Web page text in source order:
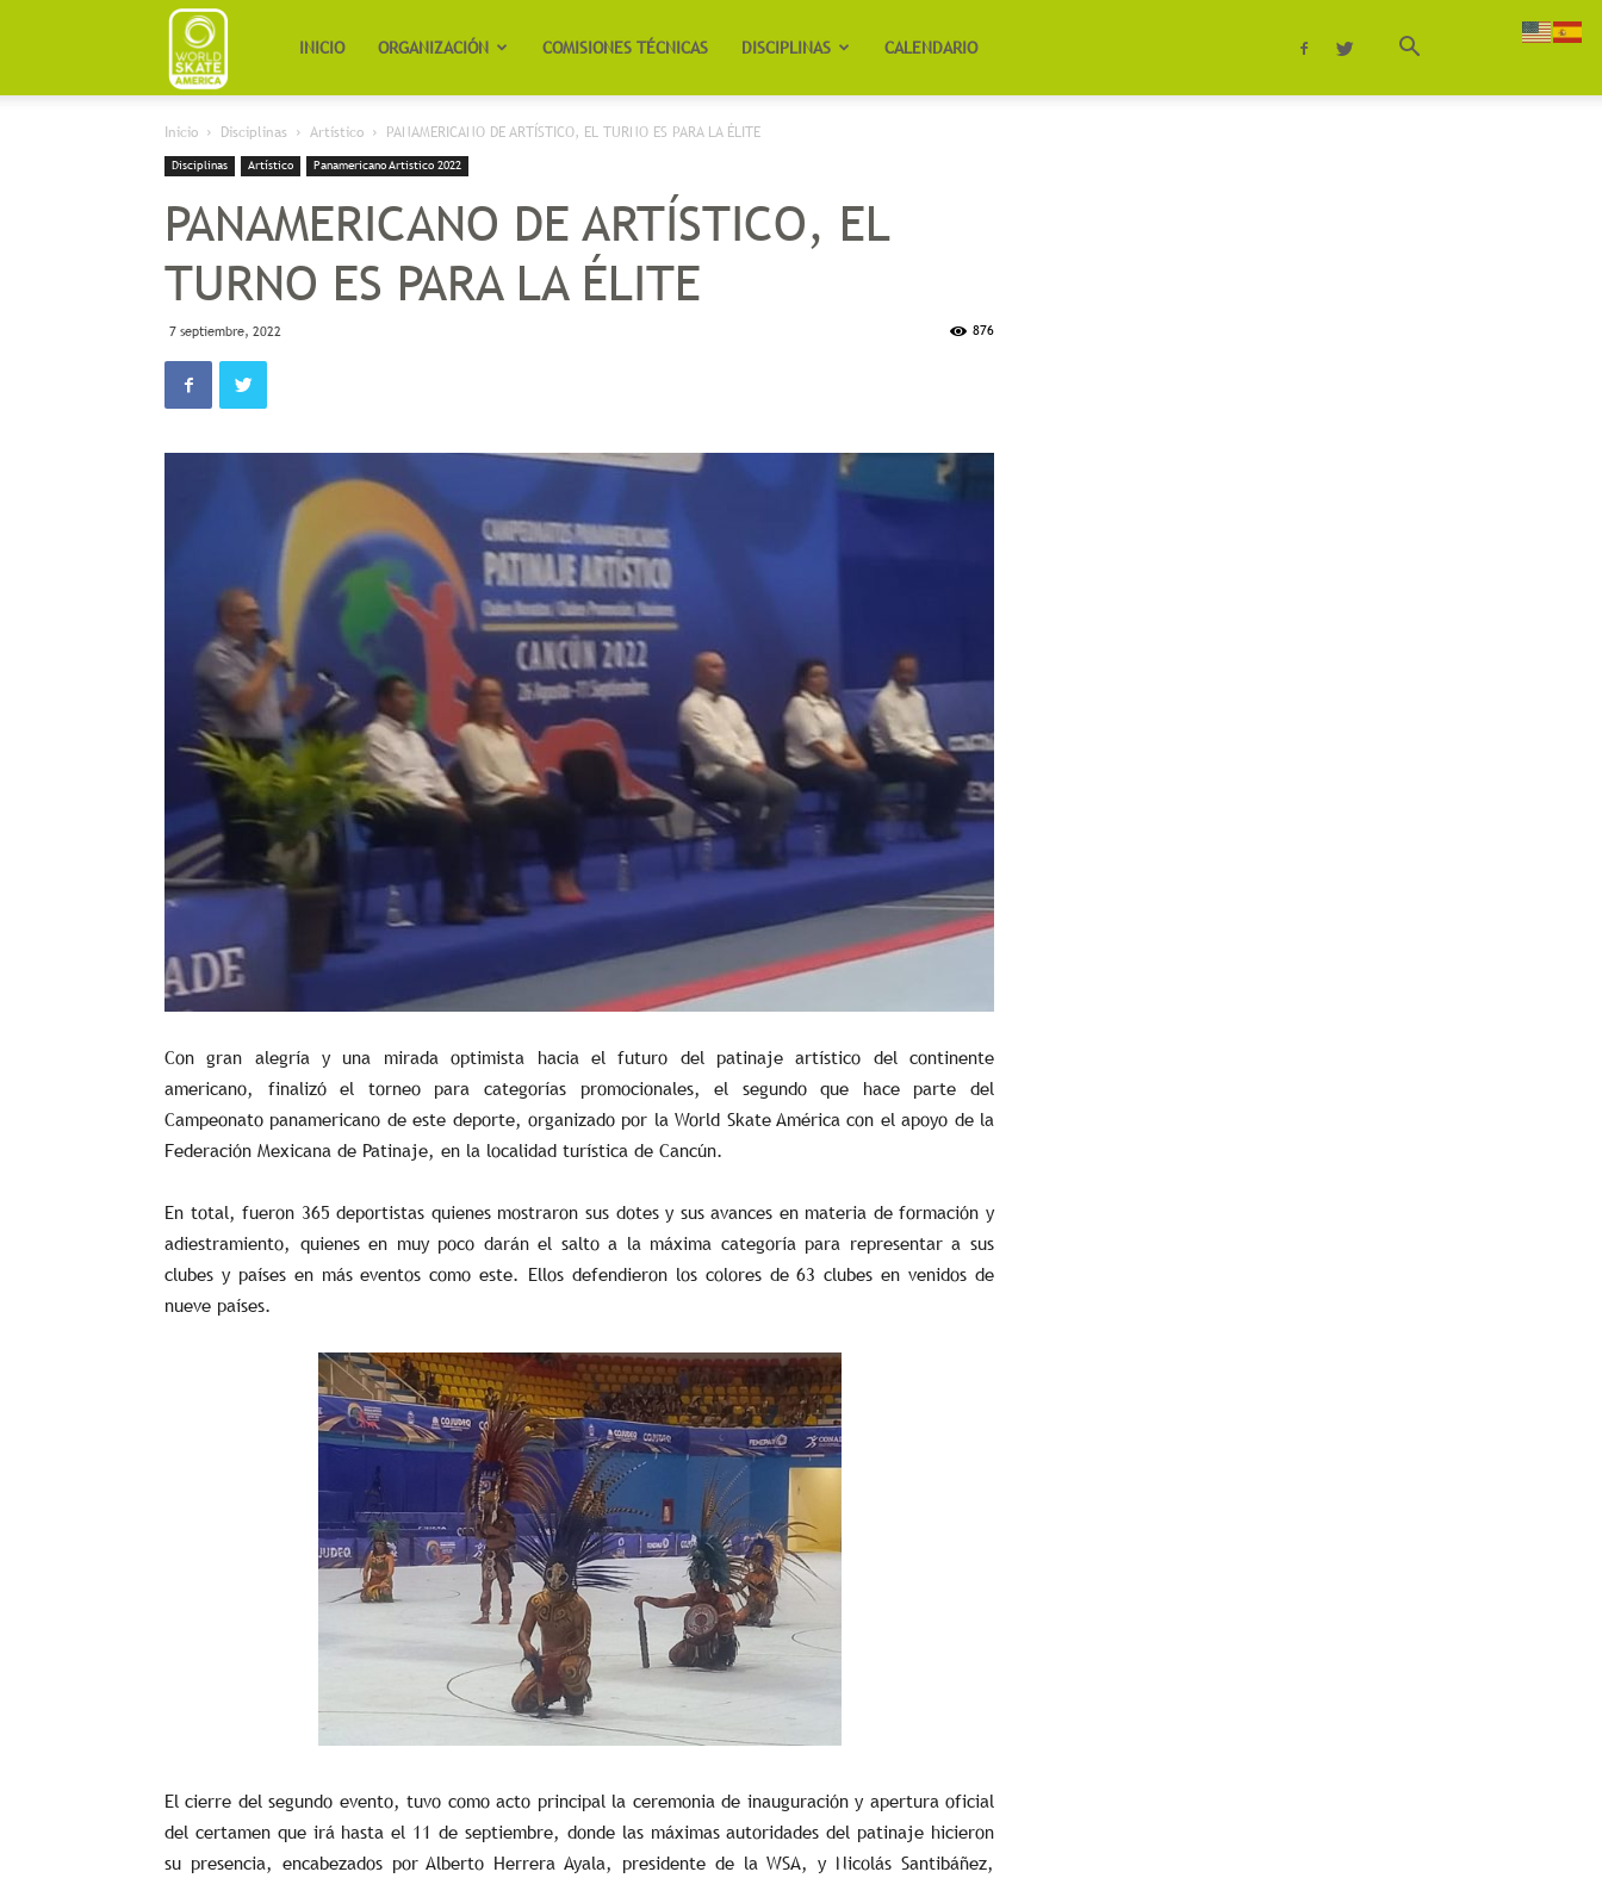
Worldskate
America
INICIO ORGANIZACIÓN COMISIONES TÉCNICAS DISCIPLINAS CALENDARIO
Inicio Disciplinas Artístico PANAMERICANO DE ARTÍSTICO, EL TURNO ES PARA LA ÉLITE
Disciplinas Artístico Panamericano Artistico 2022
PANAMERICANO DE ARTÍSTICO, EL
TURNO ES PARA LA ÉLITE
7 septiembre, 2022 876
Con gran alegría y una mirada optimista hacia el futuro del patinaje artístico del continente
americano, finalizó el torneo para categorías promocionales, el segundo que hace parte del
Campeonato panamericano de este deporte, organizado por la World Skate América con el apoyo de la
Federación Mexicana de Patinaje, en la localidad turística de Cancún.
En total, fueron 365 deportistas quienes mostraron sus dotes y sus avances en materia de formación y
adiestramiento, quienes en muy poco darán el salto a la máxima categoría para representar a sus
clubes y países en más eventos como este. Ellos defendieron los colores de 63 clubes en venidos de
nueve países.
El cierre del segundo evento, tuvo como acto principal la ceremonia de inauguración y apertura oficial
del certamen que irá hasta el 11 de septiembre, donde las máximas autoridades del patinaje hicieron
su presencia, encabezados por Alberto Herrera Ayala, presidente de la WSA, y Nicolás Santibáñez,